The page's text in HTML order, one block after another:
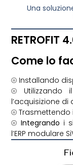
Una
RETROFIT
Come lo
⦾ Installando
⦾ Utilizzando
l’acquisizione
⦾ Trasmettendo
⦾ Integrando i
l’ERP modulare